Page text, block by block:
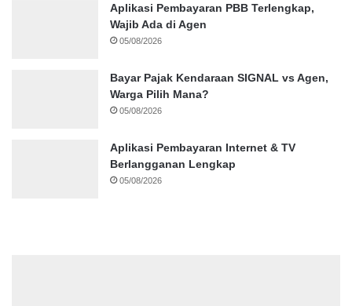
Aplikasi Pembayaran PBB Terlengkap,
Wajib Ada di Agen
05/08/2026
Bayar Pajak Kendaraan SIGNAL vs Agen,
Warga Pilih Mana?
05/08/2026
Aplikasi Pembayaran Internet & TV
Berlangganan Lengkap
05/08/2026